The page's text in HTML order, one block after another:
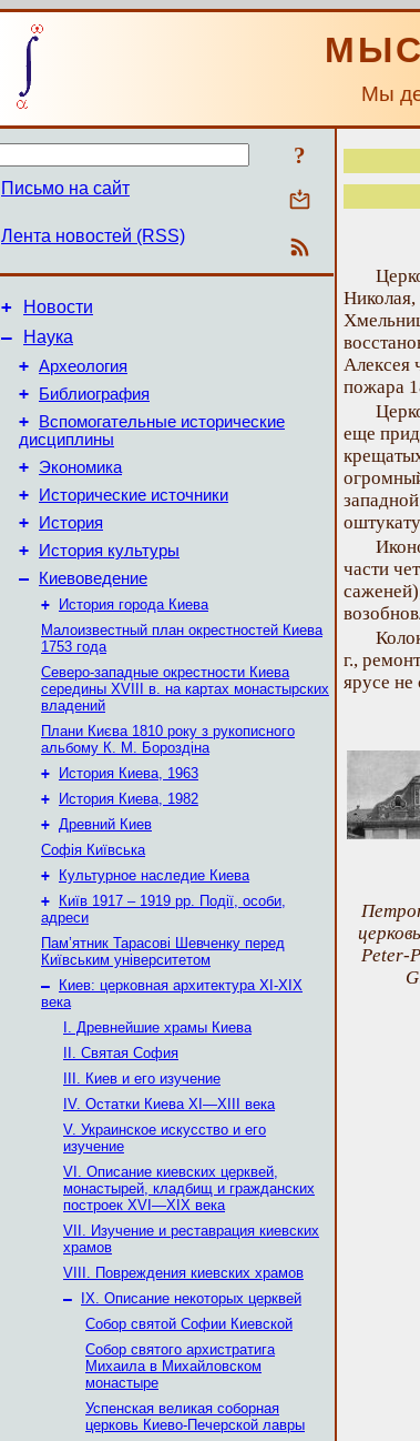
Мы
?
Письмо на сайт
Лента новостей (RSS)
+ Новости
–
Наука
+ Археология
+ Библиография
+
Вспомогательные исторические
дисциплины
+ Экономика
+ Исторические источники
+ История
+ История культуры
– Киевоведение
+
История города Киева
Малоизвестный план окрестностей Киева
1753 года
Северо-западные окрестности Киева
середины XVIII в. на картах монастырских
владений
Плани Києва 1810 року з рукописного
альбому К. М. Бороздіна
+
История Киева, 1963
+
История Киева, 1982
+ Древний Киев
Софія Київська
+
Культурное наследие Киева
+
Київ 1917 – 1919 рр. Події, особи,
адреси
Пам’ятник Тарасові Шевченку перед
Київським університетом
–
Киев: церковная архитектура XI-XIX
века
I. Древнейшие храмы Киева
II. Святая София
III. Киев и его изучение
IV. Остатки Киева XI—XIII века
V. Украинское искусство и его
изучение
VI. Описание киевских церквей,
монастырей, кладбищ и гражданских
построек XVI—XIX века
VII. Изучение и реставрация киевских
храмов
VIII. Повреждения киевских храмов
–
IX. Описание некоторых церквей
Собор святой Софии Киевской
Собор святого архистратига
Михаила в Михайловском
монастыре
Успенская великая соборная
церковь Киево-Печерской лавры
Николая,
Алексея
пожара
еще
части
г.,
ярусе не
Peter-